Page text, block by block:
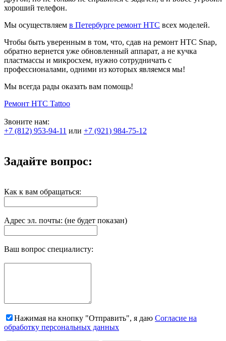
хороший телефон.
Мы осуществляем в Петербурге ремонт HTC всех моделей.
Чтобы быть уверенным в том, что, сдав на ремонт HTC Snap,
обратно вернется уже обновленный аппарат, а не кучка
пластмассы и микросхем, нужно сотрудничать с
профессионалами, одними из которых являемся мы!
Мы всегда рады оказать вам помощь!
Ремонт HTC Tattoo
Звоните нам:
+7 (812) 953-94-11 или +7 (921) 984-75-12
Задайте вопрос:
Как к вам обращаться:
Адрес эл. почты: (не будет показан)
Ваш вопрос специалисту:
Нажимая на кнопку "Отправить", я даю Согласие на
обработку персональных данных